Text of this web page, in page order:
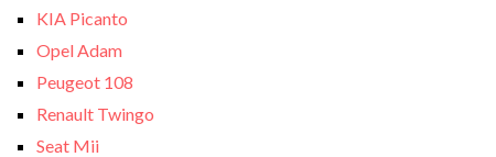
KIA Picanto
Opel Adam
Peugeot 108
Renault Twingo
Seat Mii